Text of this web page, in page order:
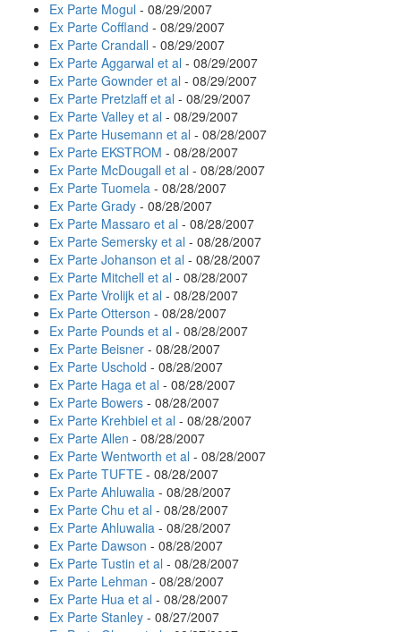
Ex Parte Mogul - 08/29/2007
Ex Parte Coffland - 08/29/2007
Ex Parte Crandall - 08/29/2007
Ex Parte Aggarwal et al - 08/29/2007
Ex Parte Gownder et al - 08/29/2007
Ex Parte Pretzlaff et al - 08/29/2007
Ex Parte Valley et al - 08/29/2007
Ex Parte Husemann et al - 08/28/2007
Ex Parte EKSTROM - 08/28/2007
Ex Parte McDougall et al - 08/28/2007
Ex Parte Tuomela - 08/28/2007
Ex Parte Grady - 08/28/2007
Ex Parte Massaro et al - 08/28/2007
Ex Parte Semersky et al - 08/28/2007
Ex Parte Johanson et al - 08/28/2007
Ex Parte Mitchell et al - 08/28/2007
Ex Parte Vrolijk et al - 08/28/2007
Ex Parte Otterson - 08/28/2007
Ex Parte Pounds et al - 08/28/2007
Ex Parte Beisner - 08/28/2007
Ex Parte Uschold - 08/28/2007
Ex Parte Haga et al - 08/28/2007
Ex Parte Bowers - 08/28/2007
Ex Parte Krehbiel et al - 08/28/2007
Ex Parte Allen - 08/28/2007
Ex Parte Wentworth et al - 08/28/2007
Ex Parte TUFTE - 08/28/2007
Ex Parte Ahluwalia - 08/28/2007
Ex Parte Chu et al - 08/28/2007
Ex Parte Ahluwalia - 08/28/2007
Ex Parte Dawson - 08/28/2007
Ex Parte Tustin et al - 08/28/2007
Ex Parte Lehman - 08/28/2007
Ex Parte Hua et al - 08/28/2007
Ex Parte Stanley - 08/27/2007